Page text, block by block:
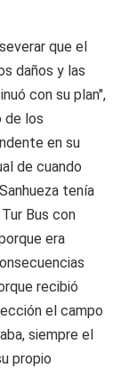
que el
daños y las
con su plan",
de los
en su
de cuando
tenía
Bus con
era
recibió
el campo
siempre el
propio